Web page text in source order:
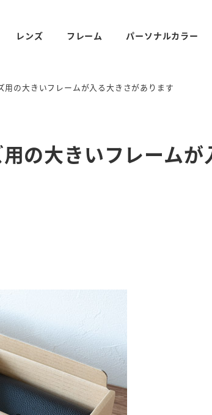
レンズ フレーム パーソナルカラー
用の大きいフレームが入る大きさがあります
の大きいフレームが